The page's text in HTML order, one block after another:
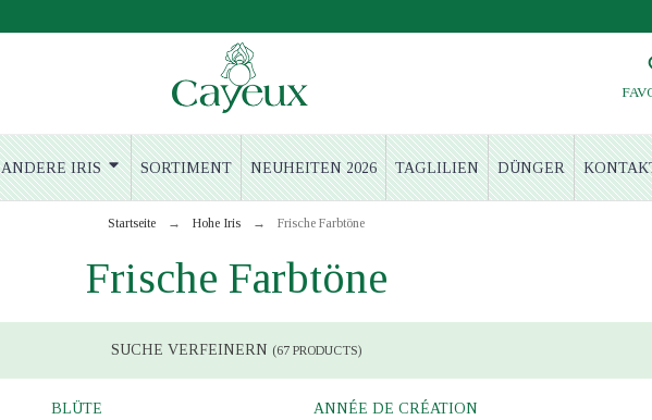
ANDERE IRIS SORTIMENT NEUHEITEN 2026 TAGLILIEN DÜNGER
Startseite Hohe Iris Frische Farbtöne
Frische Farbtöne
SUCHE VERFEINERN (67 PRODUCTS)
BLÜTE ANNÉE DE CRÉATION